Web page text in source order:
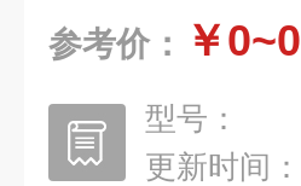
参考价： ￥0~0
型号：
更新时间：